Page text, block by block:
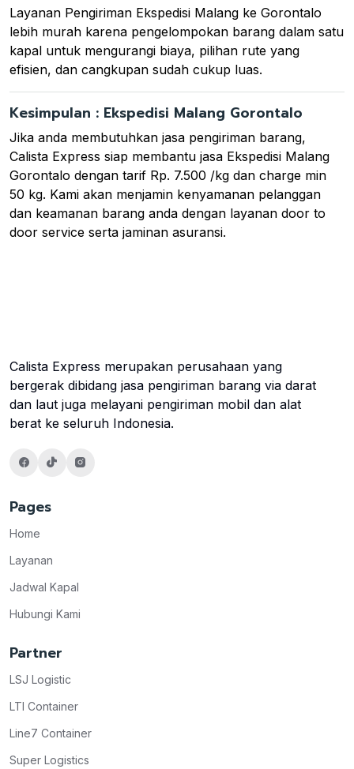
Layanan Pengiriman Ekspedisi Malang ke Gorontalo
lebih murah karena pengelompokan barang dalam satu
kapal untuk mengurangi biaya, pilihan rute yang
efisien, dan cangkupan sudah cukup luas.
Kesimpulan : Ekspedisi Malang Gorontalo
Jika anda membutuhkan jasa pengiriman barang,
Calista Express siap membantu jasa Ekspedisi Malang
Gorontalo dengan tarif Rp. 7.500 /kg dan charge min
50 kg. Kami akan menjamin kenyamanan pelanggan
dan keamanan barang anda dengan layanan door to
door service serta jaminan asuransi.
Calista Express merupakan perusahaan yang
bergerak dibidang jasa pengiriman barang via darat
dan laut juga melayani pengiriman mobil dan alat
berat ke seluruh Indonesia.
Pages
Home
Layanan
Jadwal Kapal
Hubungi Kami
Partner
LSJ Logistic
LTI Container
Line7 Container
Super Logistics